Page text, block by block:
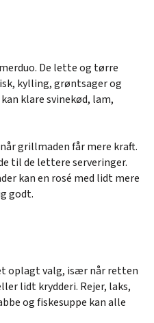
De lette og tørre
kylling, grøntsager og
klare svinekød, lam,
grillmaden får mere kraft.
til de lettere serveringer.
kan en rosé med lidt mere
godt.
oplagt valg, især når retten
lidt krydderi. Rejer, laks,
og fiskesuppe kan alle